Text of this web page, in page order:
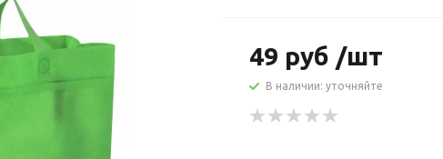
49 руб /шт
В наличии: уточняйте